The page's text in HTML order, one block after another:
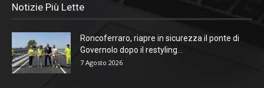
Notizie Più Lette
Roncoferraro, riapre in sicurezza il ponte di
Governolo dopo il restyling...
7 Agosto 2026